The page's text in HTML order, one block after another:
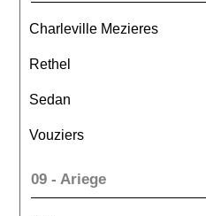
Charleville Mezieres
Rethel
Sedan
Vouziers
09 - Ariege